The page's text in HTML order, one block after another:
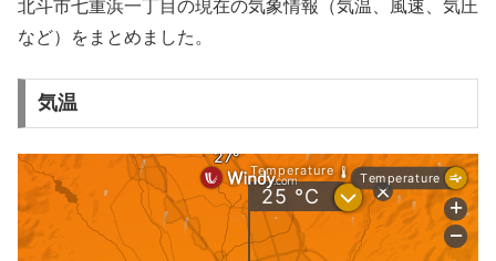
北斗市七重浜一丁目の現在の気象情報（気温、風速、気圧
など）をまとめました。
気温